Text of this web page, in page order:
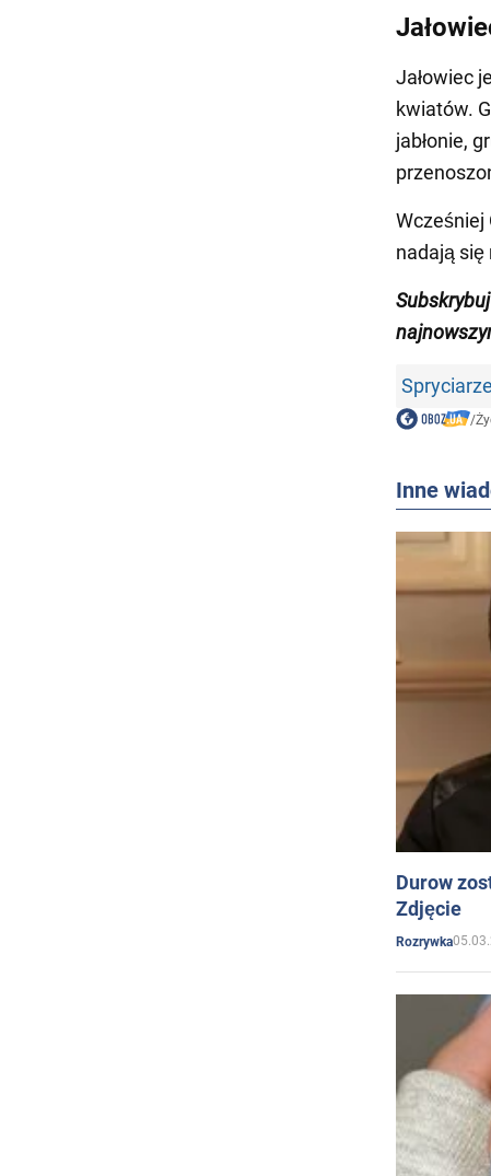
Jałowiec
kwiatów.
jabłonie,
Wcześniej
nadają się
Subskrybuj
/
Inne
Durow
Zdjęcie
Rozrywka